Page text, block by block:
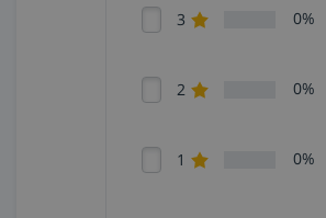
3 0%
2 0%
1 0%